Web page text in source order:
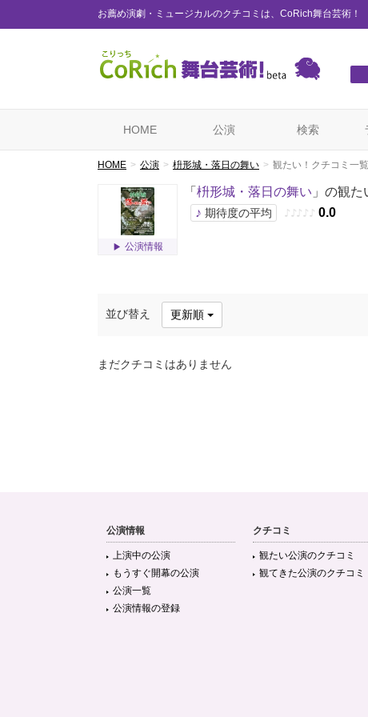
お薦め演劇・ミュージカルのクチコミは、CoRich舞台芸術！
HOME 公演 検索
HOME 公演 枡形城・落日の舞い 観たい！クチコミ一覧
公演情報
「 枡形城・落日の舞い 」の観
♪ 期待度の平均 ♪ ♪ ♪ ♪ ♪ 0.0
並び替え 更新順
まだクチコミはありません
公演情報
上演中の公演
もうすぐ開幕の公演
公演一覧
公演情報の登録
クチコミ
観たい公演のクチコミ
観てきた公演のクチコミ